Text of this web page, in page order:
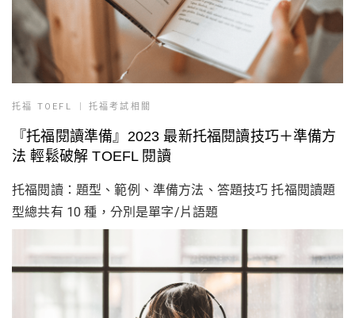
托福 TOEFL 托福考試相關
『托福閱讀準備』2023 最新托福閱讀技巧＋準備方
法 輕鬆破解 TOEFL 閱讀
托福閱讀：題型、範例、準備方法、答題技巧 托福閱讀題
型總共有 10 種，分別是單字/片語題